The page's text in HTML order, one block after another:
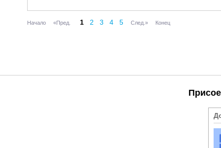
Начало «Пред. 1 2 3 4 5 След.» Конец